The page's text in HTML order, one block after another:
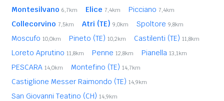
Montesilvano 6,7km Elice 7,4km Picciano 7,4km
Collecorvino 7,5km Atri (TE) 9,0km Spoltore 9,8km
Moscufo 10,0km Pineto (TE) 10,2km Castilenti (TE) 11,8km
Loreto Aprutino 11,8km Penne 12,8km Pianella 13,1km
PESCARA 14,0km Montefino (TE) 14,7km
Castiglione Messer Raimondo (TE) 14,9km
San Giovanni Teatino (CH) 14,9km